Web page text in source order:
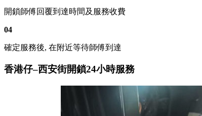
開鎖師傅回覆到達時間及服務收費
04
確定服務後, 在附近等待師傅到達
香港仔–西安街開鎖24小時服務